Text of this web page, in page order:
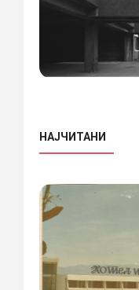
НАЈЧИТАНИ